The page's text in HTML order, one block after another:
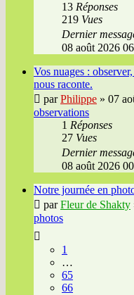
13 Réponses
219 Vues
Dernier
08 août 2026
Vos nuages :
nous raconte.
parPhilippe » 07
observations
1 Réponses
27 Vues
Dernier
08 août 2026
Notre journée en
parFleur de Shakty
photos
1
…
65
66